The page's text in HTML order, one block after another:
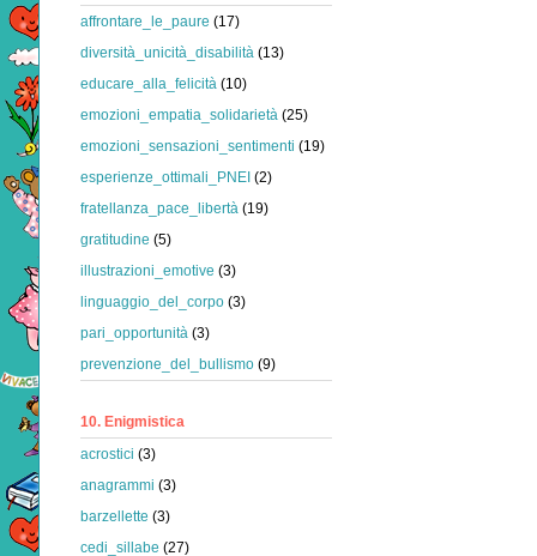
affrontare_le_paure (17)
diversità_unicità_disabilità (13)
educare_alla_felicità (10)
emozioni_empatia_solidarietà (25)
emozioni_sensazioni_sentimenti (19)
esperienze_ottimali_PNEI (2)
fratellanza_pace_libertà (19)
gratitudine (5)
illustrazioni_emotive (3)
linguaggio_del_corpo (3)
pari_opportunità (3)
prevenzione_del_bullismo (9)
10. Enigmistica
acrostici (3)
anagrammi (3)
barzellette (3)
cedi_sillabe (27)